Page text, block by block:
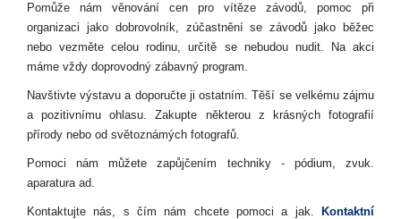
Pomůže nám věnování cen pro vítěze závodů, pomoc při
organizaci jako dobrovolník, zúčastnění se závodů jako běžec
nebo vezměte celou rodinu, určitě se nebudou nudit. Na akci
máme vždy doprovodný zábavný program.
Navštivte výstavu a doporučte ji ostatním. Těší se velkému zájmu
a pozitivnímu ohlasu. Zakupte některou z krásných fotografií
přírody nebo od světoznámých fotografů.
Pomoci nám můžete zapůjčením techniky - pódium, zvuk.
aparatura ad.
Kontaktujte nás, s čím nám chcete pomoci a jak.
Kontaktní